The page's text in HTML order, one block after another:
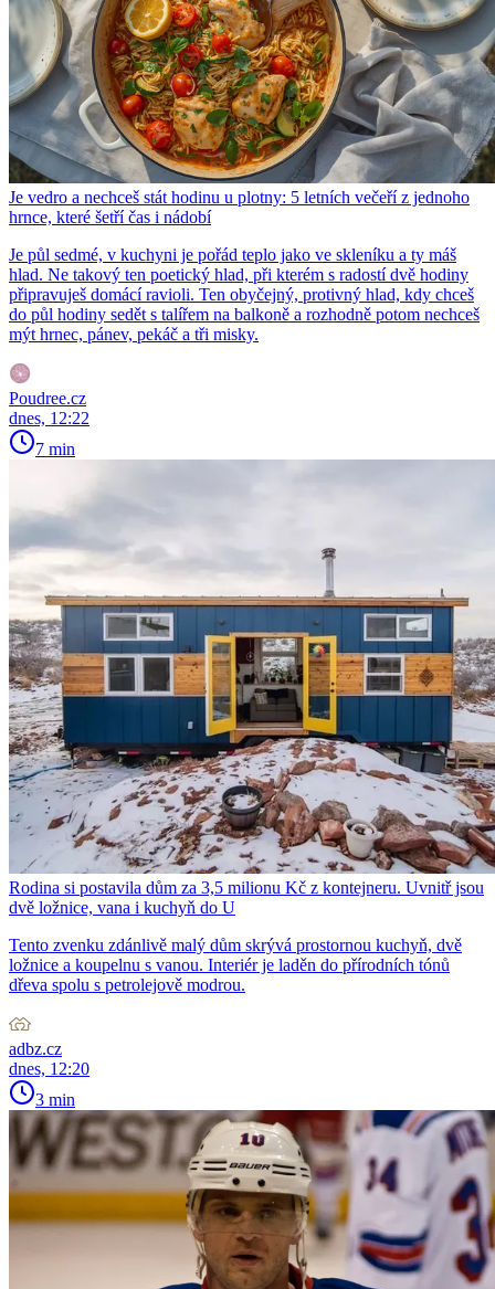
Je vedro a nechceš stát hodinu u plotny: 5 letních večeří z jednoho
hrnce, které šetří čas i nádobí
Je půl sedmé, v kuchyni je pořád teplo jako ve skleníku a ty máš
hlad. Ne takový ten poetický hlad, při kterém s radostí dvě hodiny
připravuješ domácí ravioli. Ten obyčejný, protivný hlad, kdy chceš
do půl hodiny sedět s talířem na balkoně a rozhodně potom nechceš
mýt hrnec, pánev, pekáč a tři misky.
Poudree.cz
dnes, 12:22
7 min
Rodina si postavila dům za 3,5 milionu Kč z kontejneru. Uvnitř jsou
dvě ložnice, vana i kuchyň do U
Tento zvenku zdánlivě malý dům skrývá prostornou kuchyň, dvě
ložnice a koupelnu s vanou. Interiér je laděn do přírodních tónů
dřeva spolu s petrolejově modrou.
adbz.cz
dnes, 12:20
3 min